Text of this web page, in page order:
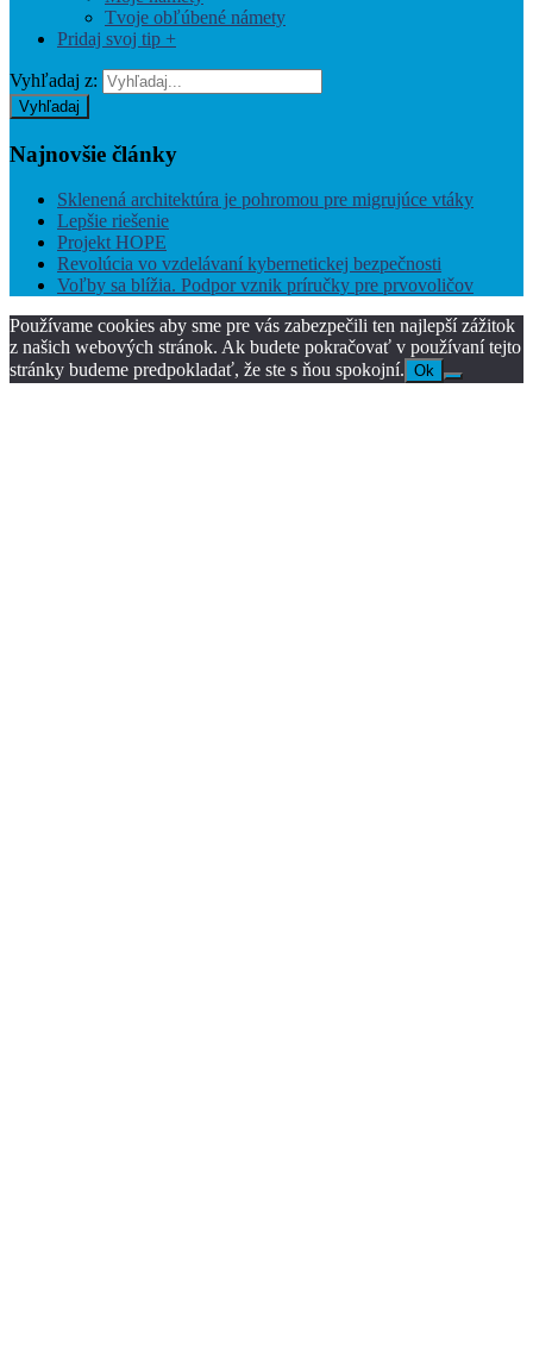
Tvoje obľúbené námety
Pridaj svoj tip +
Vyhľadaj z:
Vyhľadaj
Najnovšie články
Sklenená architektúra je pohromou pre migrujúce vtáky
Lepšie riešenie
Projekt HOPE
Revolúcia vo vzdelávaní kybernetickej bezpečnosti
Voľby sa blížia. Podpor vznik príručky pre prvovoličov
Používame cookies aby sme pre vás zabezpečili ten najlepší zážitok
z našich webových stránok. Ak budete pokračovať v používaní tejto
stránky budeme predpokladať, že ste s ňou spokojní. Ok